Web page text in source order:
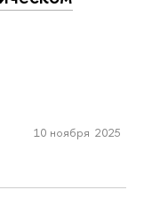
10 ноября 2025